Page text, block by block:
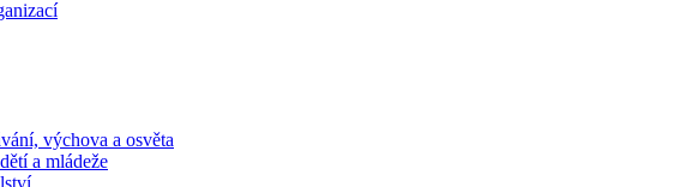
výchova a osvěta
a mládeže